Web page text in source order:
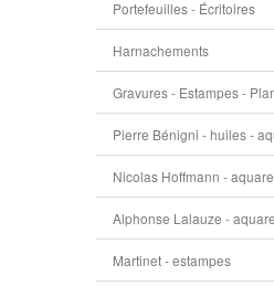
Portefeuilles - Écritoires
Harnachements
Gravures - Estampes -
Pierre Bénigni - huiles -
Nicolas Hoffmann -
Alphonse Lalauze -
Martinet - estampes